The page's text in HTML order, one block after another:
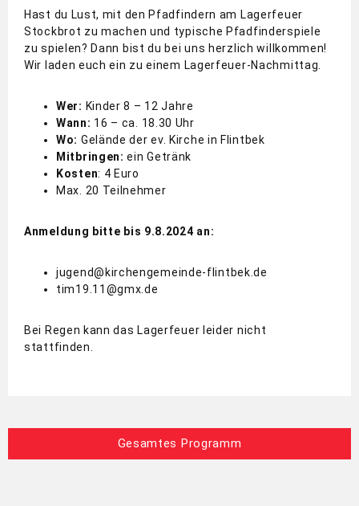
Hast du Lust, mit den Pfadfindern am Lagerfeuer
Stockbrot zu machen und typische Pfadfinderspiele
zu spielen? Dann bist du bei uns herzlich willkommen!
Wir laden euch ein zu einem Lagerfeuer-Nachmittag.
Wer: Kinder 8 – 12 Jahre
Wann: 16 – ca. 18.30 Uhr
Wo: Gelände der ev. Kirche in Flintbek
Mitbringen: ein Getränk
Kosten: 4 Euro
Max. 20 Teilnehmer
Anmeldung bitte bis 9.8.2024 an:
jugend@kirchengemeinde-flintbek.de
tim19.11@gmx.de
Bei Regen kann das Lagerfeuer leider nicht
stattfinden.
Gesamtes Programm